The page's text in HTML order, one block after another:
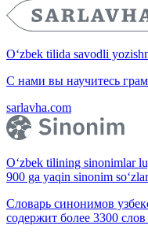
O‘zbek tilida savodli
С нами вы научитесь
sarlavha.com
O‘zbek tilining sinonimlar
900 ga yaqin sinonim
Словарь синонимов
содержит более 3300